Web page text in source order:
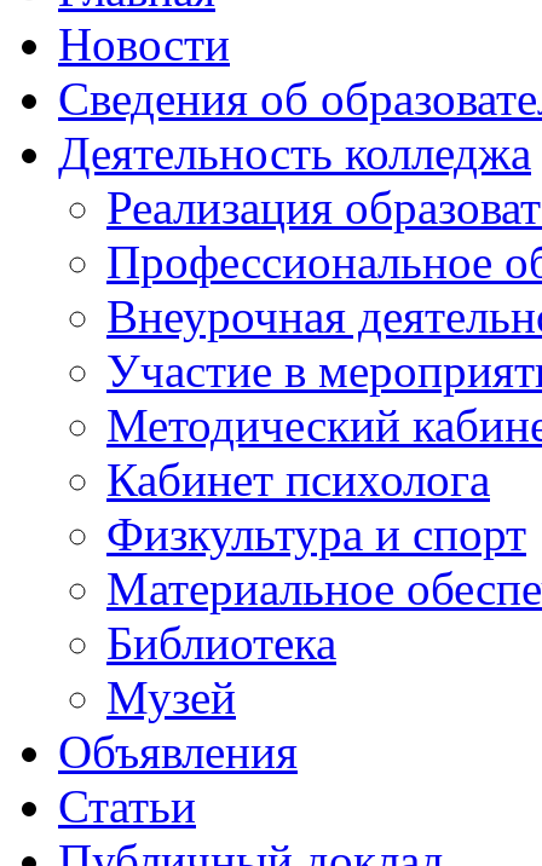
Новости
Сведения об
Деятельность колледжа
Реализация
Профессиональное
Внеурочная
Участие в
Методический
Кабинет психолога
Физкультура и спорт
Материальное
Библиотека
Музей
Объявления
Статьи